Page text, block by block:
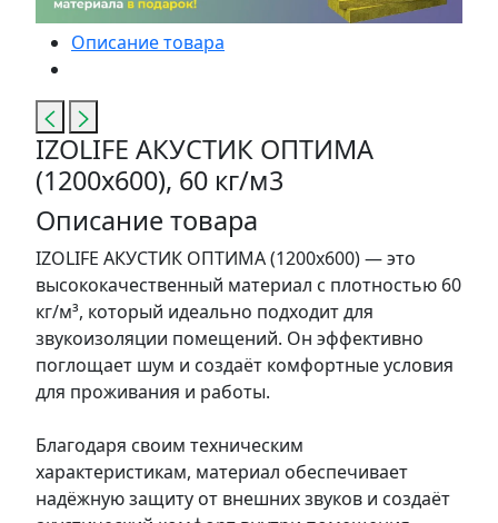
Описание товара
IZOLIFE АКУСТИК ОПТИМА
(1200х600), 60 кг/м3
Описание товара
IZOLIFE АКУСТИК ОПТИМА (1200х600) — это
высококачественный материал с плотностью 60
кг/м³, который идеально подходит для
звукоизоляции помещений. Он эффективно
поглощает шум и создаёт комфортные условия
для проживания и работы.
Благодаря своим техническим
характеристикам, материал обеспечивает
надёжную защиту от внешних звуков и создаёт